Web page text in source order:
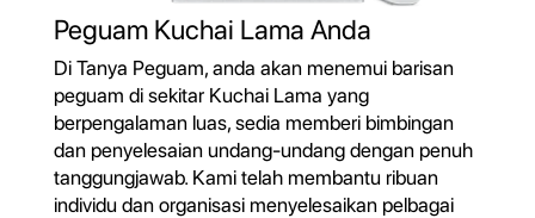
Peguam Kuchai Lama Anda
Di Tanya Peguam, anda akan menemui barisan
peguam di sekitar Kuchai Lama yang
berpengalaman luas, sedia memberi bimbingan
dan penyelesaian undang-undang dengan penuh
tanggungjawab. Kami telah membantu ribuan
individu dan organisasi menyelesaikan pelbagai